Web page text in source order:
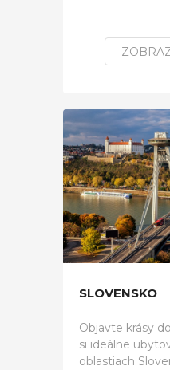
SLOVENSKO
Objavte krásy
si ideálne
oblastiach